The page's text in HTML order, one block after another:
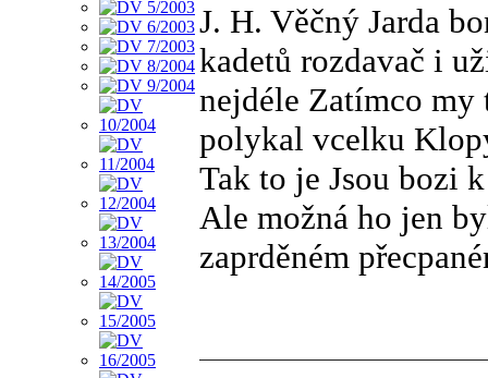
J. H. Věčný Jarda
kadetů rozdavač i
nejdéle Zatímco my
polykal vcelku
Tak to je Jsou bozi
Ale možná ho jen
zaprděném